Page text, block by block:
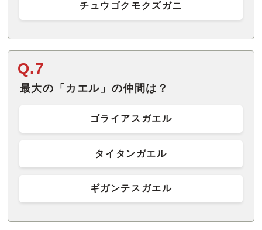
チュウゴクモクズガニ
Q.7
最大の「カエル」の仲間は？
ゴライアスガエル
タイタンガエル
ギガンテスガエル